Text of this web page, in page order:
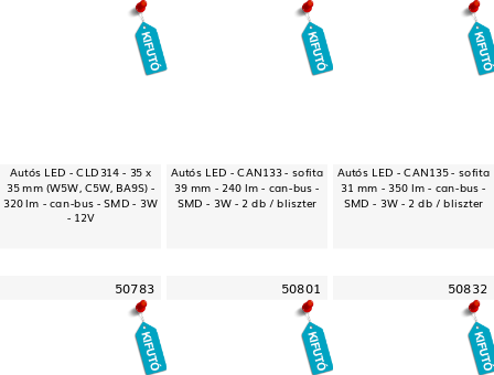
Autós LED - CLD314 - 35 x
35 mm (W5W, C5W, BA9S) -
320 lm - can-bus - SMD - 3W
- 12V
Autós LED - CAN133 - sofita
39 mm - 240 lm - can-bus -
SMD - 3W - 2 db / bliszter
Autós LED - CAN135 - sofita
31 mm - 350 lm - can-bus -
SMD - 3W - 2 db / bliszter
50783 50801 50832